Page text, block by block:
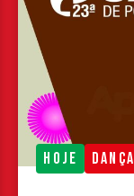
HOJE DANÇA